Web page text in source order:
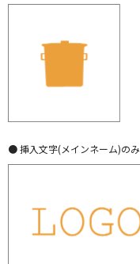
● 挿入文字(メインネーム)のみ